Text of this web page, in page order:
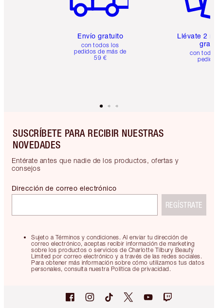
Envío gratuito
con todos los
pedidos de más de
59 €
Llévate 2
gratis
con
SUSCRÍBETE PARA RECIBIR NUESTRAS
NOVEDADES
Entérate antes que nadie de los productos, ofertas y
consejos
Sujeto a Términos y condiciones. Al enviar tu dirección de
correo electrónico, aceptas recibir información de marketing
sobre los productos o servicios de Charlotte Tilbury Beauty
Limited por correo electrónico y a través de las redes sociales.
Para obtener más información sobre cómo utilizamos tus datos
personales, consulta nuestra Política de privacidad.
Dirección de correo electrónico
REGÍSTRATE